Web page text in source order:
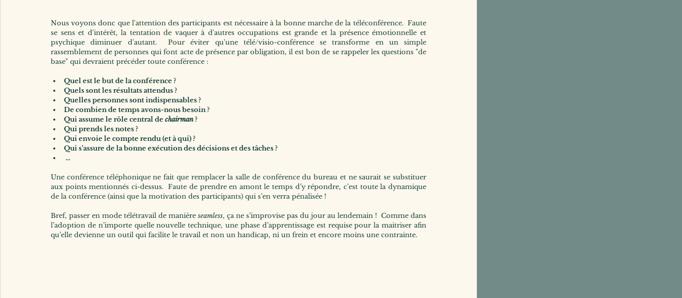
Nous voyons donc que l'attention des participants est nécessaire à la bonne marche de la téléconférence.  Faute
se sens et d'intérêt, la tentation de vaquer à d'autres occupations est grande et la présence émotionnelle et
psychique diminuer d'autant.  Pour éviter qu'une télé/visio-conférence se transforme en un simple
rassemblement de personnes qui font acte de présence par obligation, il est bon de se rappeler les questions "de
base" qui devraient précéder toute conférence :
Quel est le but de la conférence ?
Quels sont les résultats attendus ?
Quelles personnes sont indispensables ?
De combien de temps avons-nous besoin ?
Qui assume le rôle central de chairman ?
Qui prends les notes ?
Qui envoie le compte rendu (et à qui) ?
Qui s’assure de la bonne exécution des décisions et des tâches ?
…
Une conférence téléphonique ne fait que remplacer la salle de conférence du bureau et ne saurait se substituer
aux points mentionnés ci-dessus.  Faute de prendre en amont le temps d’y répondre, c’est toute la dynamique
de la conférence (ainsi que la motivation des participants) qui s’en verra pénalisée !
Bref, passer en mode télétravail de manière seamless, ça ne s’improvise pas du jour au lendemain !  Comme dans
l’adoption de n’importe quelle nouvelle technique, une phase d’apprentissage est requise pour la maitriser afin
qu’elle devienne un outil qui facilite le travail et non un handicap, ni un frein et encore moins une contrainte.